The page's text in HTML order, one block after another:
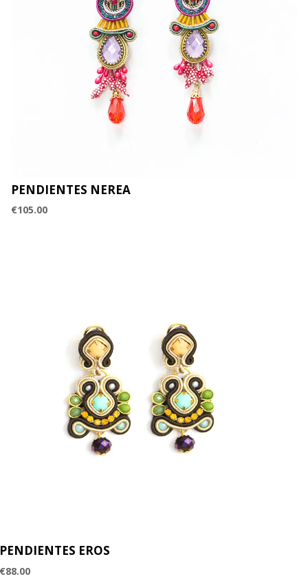
PENDIENTES NEREA
€105.00
PENDIENTES EROS
€88.00